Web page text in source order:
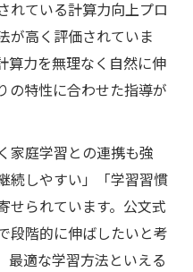
れている計算力向上プロ
が高く評価されていま
算力を無理なく自然に伸
の特性に合わせた指導が
家庭学習との連携も強
続しやすい」「学習習慣
せられています。公文式
段階的に伸ばしたいと考
最適な学習方法といえる